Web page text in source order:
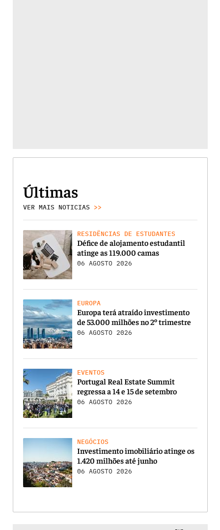
Últimas
VER MAIS NOTICIAS >>
RESIDÊNCIAS DE ESTUDANTES
Défice de alojamento estudantil
atinge as 119.000 camas
06 AGOSTO 2026
EUROPA
Europa terá atraído investimento
de 53.000 milhões no 2º trimestre
06 AGOSTO 2026
EVENTOS
Portugal Real Estate Summit
regressa a 14 e 15 de setembro
06 AGOSTO 2026
NEGÓCIOS
Investimento imobiliário atinge os
1.420 milhões até junho
06 AGOSTO 2026